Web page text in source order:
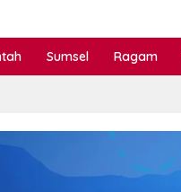
Sumsel Ragam